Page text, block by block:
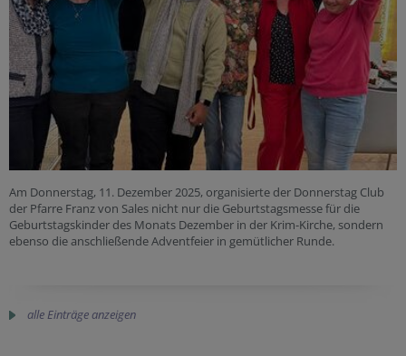
Am Donnerstag, 11. Dezember 2025, organisierte der Donnerstag Club
der Pfarre Franz von Sales nicht nur die Geburtstagsmesse für die
Geburtstagskinder des Monats Dezember in der Krim-Kirche, sondern
ebenso die anschließende Adventfeier in gemütlicher Runde.
alle Einträge anzeigen